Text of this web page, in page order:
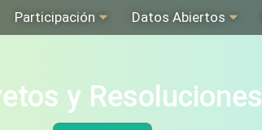
Participación Datos Abiertos
y Resoluciones